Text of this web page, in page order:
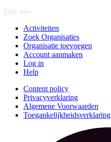
Doe mee
Activiteiten
Zoek Organisaties
Organisatie toevoegen
Account aanmaken
Log in
Help
Content policy
Privacyverklaring
Algemene Voorwaarden
Toegankelijkheidsverklaring